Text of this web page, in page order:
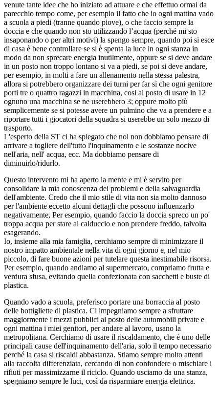
venute tante idee che ho iniziato ad attuare e che effettuo ormai da
parecchio tempo come, per esempio il fatto che io ogni mattina vado
a scuola a piedi (tranne quando piove), o che faccio sempre la
doccia e che quando non sto utilizzando l’acqua (perché mi sto
insaponando o per altri motivi) la spengo sempre, quando poi si esce
di casa è bene controllare se si è spenta la luce in ogni stanza in
modo da non sprecare energia inutilmente, oppure se si deve andare
in un posto non troppo lontano si va a piedi, se poi si deve andare,
per esempio, in molti a fare un allenamento nella stessa palestra,
allora si potrebbero organizzare dei turni per far sì che ogni genitore
porti tre o quattro ragazzi in macchina, cosi al posto di usare in 12
ognuno una macchina se ne userebbero 3; oppure molto più
semplicemente se si potesse avere un pulmino che va a prendere e a
riportare tutti i giocatori della squadra si userebbe un solo mezzo di
trasporto.
L'esperto della ST ci ha spiegato che noi non dobbiamo pensare di
arrivare a togliere dell'tutto l'inquinamento e le sostanze nocive
nell'aria, nell' acqua, ecc. Ma dobbiamo pensare di
diminuirlo/ridurlo.
Questo intervento mi ha aperto la mente e mi è servito per
consolidare la mia conoscenza dei problemi e della salvaguardia
dell'ambiente. Credo che il mio stile di vita non sia molto dannoso
per l'ambiente eccetto alcuni dettagli che possono influenzarlo
negativamente, Per esempio, quando faccio la doccia spreco un po'
troppa acqua per stare al calduccio e non prendere freddo, talvolta
esagerando.
Io, insieme alla mia famiglia, cerchiamo sempre di minimizzare il
nostro impatto ambientale nella vita di ogni giorno e, nel mio
piccolo, di fare buone azioni per tutelare questa inestimabile risorsa.
Per esempio, quando andiamo al supermercato, compriamo frutta e
verdura sfusa, evitando quella confezionata con sacchetti e buste di
plastica.
Quando vado a scuola, preferisco portare una borraccia al posto
delle bottigliette di plastica. Ci impegniamo sempre a sfruttare
maggiormente i mezzi pubblici al posto delle automobili private e
ogni mattina i miei genitori, per andare al lavoro, usano la
metropolitana. Cerchiamo di usare il riscaldamento, che è uno delle
principali cause dell'inquinamento dell'aria, solo il tempo necessario
perché la casa si riscaldi abbastanza. Stiamo sempre molto attenti
alla raccolta differenziata, cercando di non confondere o mischiare i
rifiuti per massimizzarne il riciclo. Quando usciamo da una stanza,
spegniamo sempre le luci, così da risparmiare energia elettrica.